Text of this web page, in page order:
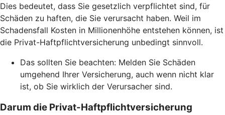
Dies bedeutet, dass Sie gesetzlich verpflichtet sind, für
Schäden zu haften, die Sie verursacht haben. Weil im
Schadensfall Kosten in Millionenhöhe entstehen können, ist
die Privat-Haftpflichtversicherung unbedingt sinnvoll.
Das sollten Sie beachten: Melden Sie Schäden
umgehend Ihrer Versicherung, auch wenn nicht klar
ist, ob Sie wirklich der Verursacher sind.
Darum die Privat-Haftpflichtversicherung